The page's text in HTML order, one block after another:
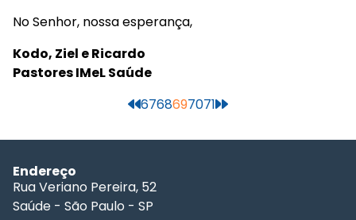
No Senhor, nossa esperança,
Kodo, Ziel e Ricardo
Pastores IMeL Saúde
6768697071
Endereço
Rua Veriano Pereira, 52
Saúde - São Paulo - SP